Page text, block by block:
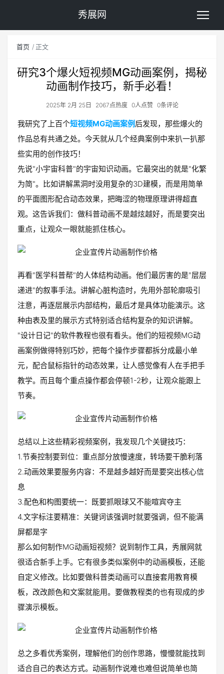
秀展网
首页 正文
研究3个爆火短视频MG动画案例，揭秘
动画制作技巧，新手必看！
2025年 2月 25日 2067点热度 0人点赞 0条评论
我研究了上百个短视频MG动画案例 后发现，那些爆火的
作品总有共通之处。今天就从几个经典案例中来扒一扒那
些实用的创作技巧！
先说"小宇宙科普"的宇宙知识动画。它最突出的就是"化繁
为简"。比如讲解黑洞时没用复杂的3D建模，而是用简单
的平面图形配合动态效果，把晦涩的物理原理讲得超直
观。这告诉我们：做科普动画不是越炫越好，而是要突出
重点，让观众一眼就能抓住核心。
再看"医学科普帮"的人体结构动画。他们最厉害的是"层层
递进"的叙事手法。讲解心脏构造时，先用外部轮廓吸引
注意，再逐层展示内部结构，最后才是具体功能演示。这
种由表及里的展示方式特别适合结构复杂的知识讲解。
"设计日记"的软件教程也很有看头。他们的短视频MG动
画案例做得特别巧妙，把每个操作步骤都拆分成最小单
元，配合鼠标指针的动态效果，让人感觉像有人在手把手
教学。而且每个重点操作都会停顿1-2秒，让观众能跟上
节奏。
总结以上这些精彩视频案例，我发现几个关键技巧：
1.节奏控制要到位：重点部分放慢速度，转场要干脆利落
2.动画效果要服务内容：不是越多越好而是要突出核心信
息
3.配色和构图要统一：既要抓眼球又不能喧宾夺主
4.文字标注要精准：关键词该强调时就要强调，但不能满
屏都是字
那么如何制作MG动画短视频？说到制作工具，秀展网就
很适合新手上手。它有很多类似案例中的动画模板，还能
自定义修改。比如要做科普类动画可以直接套用教育模
板，改改颜色和文案就能用。要做教程类的也有现成的步
骤演示模板。
总之多看优秀案例，理解他们的创作思路，慢慢就能找到
适合自己的表达方式。动画制作说难也难但说简单也简